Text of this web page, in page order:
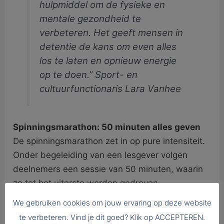
hulpmiddel om de fysieke en
mentale gezondheid te
verbeteren. Het geeft mensen in
detentie de kans om even alles
los te laten en opnieuw energie
op te doen.” Sport- en
cultuurfunctionaris Lara Vanhee
Spinningsmarathon: 50 minuten alles geven
De spinningsmarathon zet in op pure intensiteit.
Onder begeleiding van een lesgever volgen
deelnemers een sessie van 50 minuten, waarin
ze tot het uiterste worden gedreven.
elkaar georganiseerd, telkens met een nieuwe
We gebruiken cookies om jouw ervaring op deze website
te verbeteren. Vind je dit goed? Klik op ACCEPTEREN.